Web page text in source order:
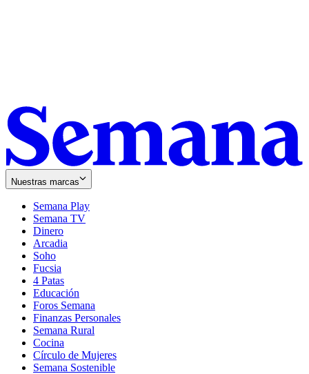
Nuestras marcas
Semana Play
Semana TV
Dinero
Arcadia
Soho
in
new
window
Fucsia
in
new
window
4 Patas
Educación
Foros Semana
Finanzas Personales
Semana Rural
Cocina
Círculo de Mujeres
Semana Sostenible